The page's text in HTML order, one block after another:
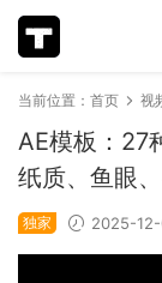
当前位置： 首页 视
AE模板：27
纸质、鱼眼
独家 2025-